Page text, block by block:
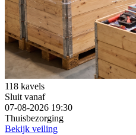
118 kavels
Sluit vanaf
07-08-2026 19:30
Thuisbezorging
Bekijk veiling